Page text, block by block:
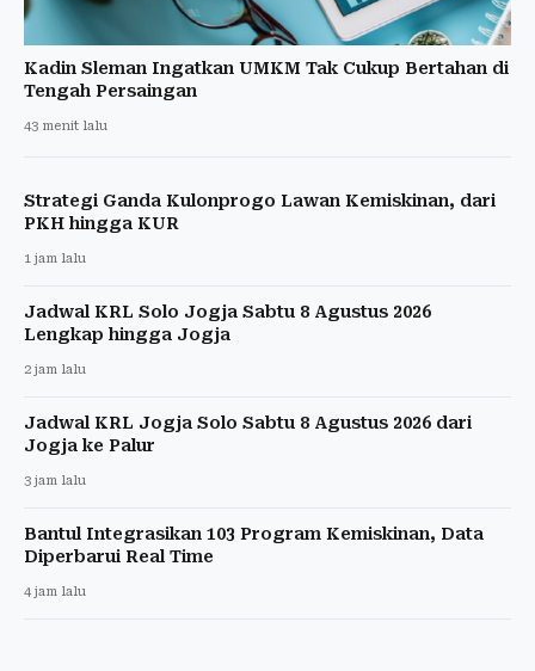
Kadin Sleman Ingatkan UMKM Tak Cukup Bertahan di
Tengah Persaingan
43 menit lalu
Strategi Ganda Kulonprogo Lawan Kemiskinan, dari
PKH hingga KUR
1 jam lalu
Jadwal KRL Solo Jogja Sabtu 8 Agustus 2026
Lengkap hingga Jogja
2 jam lalu
Jadwal KRL Jogja Solo Sabtu 8 Agustus 2026 dari
Jogja ke Palur
3 jam lalu
Bantul Integrasikan 103 Program Kemiskinan, Data
Diperbarui Real Time
4 jam lalu